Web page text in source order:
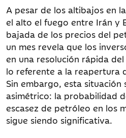
A pesar de los altibajos en
el alto el fuego entre Irán y
bajada de los precios del
un mes revela que los
en una resolución rápida
lo referente a la reapertura
Sin embargo, esta situación
asimétrico: la probabilidad
escasez de petróleo en los
sigue siendo significativa.